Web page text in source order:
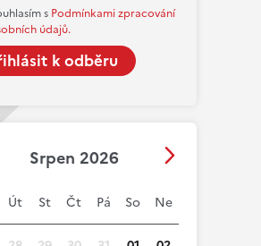
s Podmínkami zpracování
údajů.
Srpen 2026
Út St Čt Pá So Ne